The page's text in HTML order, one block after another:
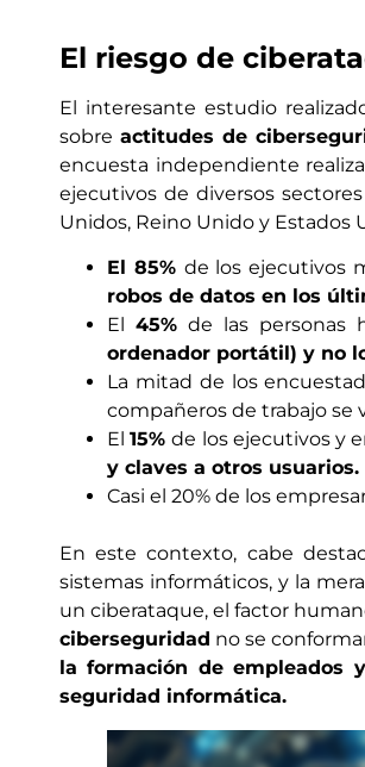
El riesgo de
El interesante estudio
sobre actitudes de
encuesta independiente
ejecutivos de diversos
Unidos, Reino Unido y Estados
El 85% de los ejecutivos
robos de datos en los
El 45%de las personas
ordenador portátil) y no
La mitad de los
compañeros de trabajo se
El15%de los ejecutivos y
y claves a otros usuarios.
Casi el 20% de los
En este contexto, cabe
sistemas informáticos, y la
un ciberataque, el factor
ciberseguridad no se
la formación de empleados
seguridad informática.